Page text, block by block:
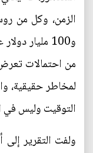
و100 مليار
من احتمالات
لمخاطر حقيقية،
التوقيت وليس في
ولفت التقرير إلى